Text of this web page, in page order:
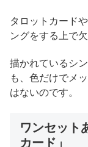
タロットカード
ングをする上で
描かれているシ
も、色だけでメ
はないのです。
ワンセット
カード」